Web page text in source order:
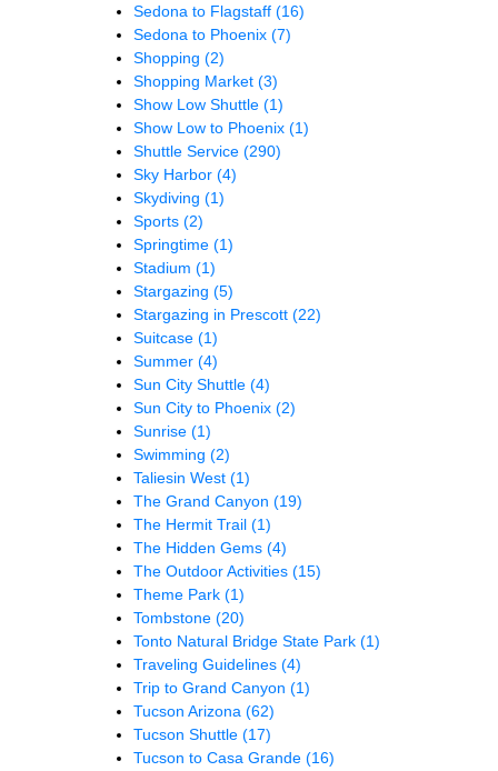
Sedona to Flagstaff (16)
Sedona to Phoenix (7)
Shopping (2)
Shopping Market (3)
Show Low Shuttle (1)
Show Low to Phoenix (1)
Shuttle Service (290)
Sky Harbor (4)
Skydiving (1)
Sports (2)
Springtime (1)
Stadium (1)
Stargazing (5)
Stargazing in Prescott (22)
Suitcase (1)
Summer (4)
Sun City Shuttle (4)
Sun City to Phoenix (2)
Sunrise (1)
Swimming (2)
Taliesin West (1)
The Grand Canyon (19)
The Hermit Trail (1)
The Hidden Gems (4)
The Outdoor Activities (15)
Theme Park (1)
Tombstone (20)
Tonto Natural Bridge State Park (1)
Traveling Guidelines (4)
Trip to Grand Canyon (1)
Tucson Arizona (62)
Tucson Shuttle (17)
Tucson to Casa Grande (16)